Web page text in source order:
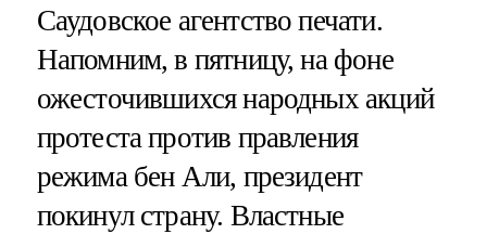
Саудовское агентство печати.
Напомним, в пятницу, на фоне
ожесточившихся народных акций
протеста против правления
режима бен Али, президент
покинул страну. Властные